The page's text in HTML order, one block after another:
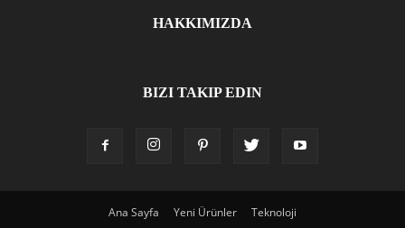
HAKKIMIZDA
BIZI TAKIP EDIN
Ana Sayfa Yeni Ürünler Teknoloji